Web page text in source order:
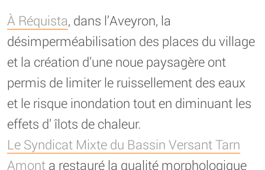
À Réquista, dans l’Aveyron, la
désimperméabilisation des places du village
et la création d’une noue paysagère ont
permis de limiter le ruissellement des eaux
et le risque inondation tout en diminuant les
effets d’ îlots de chaleur.
Le Syndicat Mixte du Bassin Versant Tarn
Amont a restauré la qualité morphologique